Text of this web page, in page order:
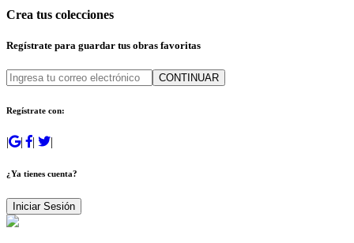
Crea tus colecciones
Regístrate para guardar tus obras favoritas
CONTINUAR
Regístrate con:
| | | |
¿Ya tienes cuenta?
Iniciar Sesión